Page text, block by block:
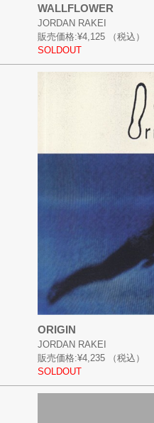
WALLFLOWER
JORDAN RAKEI
販売価格:¥4,125
（税込）
SOLDOUT
ORIGIN
JORDAN RAKEI
販売価格:¥4,235
（税込）
SOLDOUT